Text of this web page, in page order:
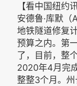
【看中国纽约
安德鲁·库默
地铁隧道修复
预算之内。第
了，目前，整
2020年4月完
整整3个月。